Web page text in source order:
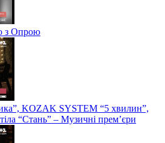
з Опрою
KOZAK SYSTEM “5 хвилин”,
“Стань” – Музичні прем’єри